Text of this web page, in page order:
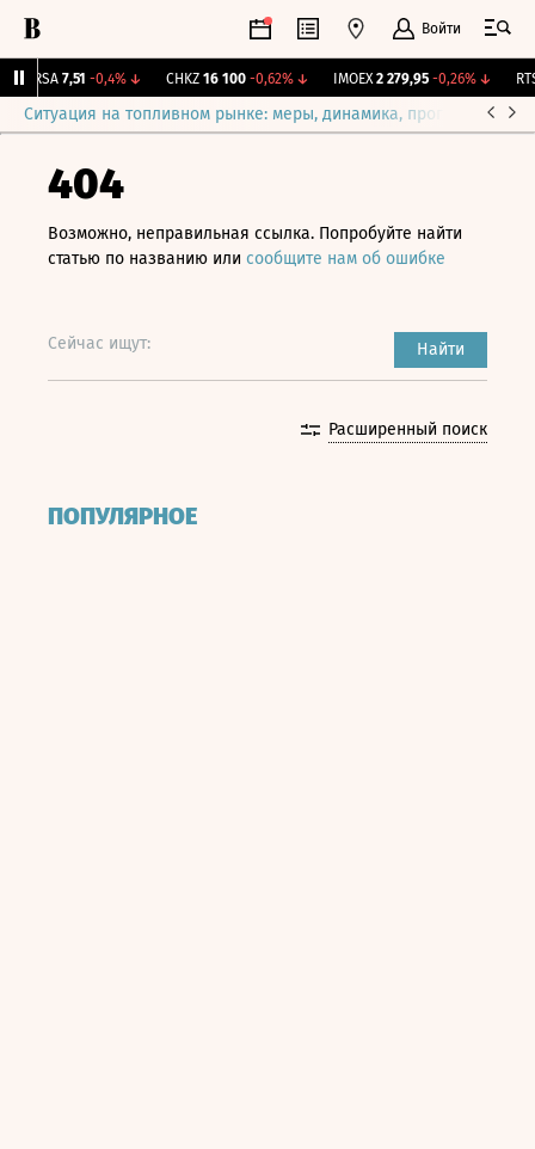
Войти
ARSA 7,51 -0,4%↓ CHKZ 16 100 -0,62%↓ IMOEX 2 279,95 -0,26%↓ RTSI
Ситуация на топливном рынке: меры, динамика, прогнозы
404
Возможно, неправильная ссылка. Попробуйте найти
статью по названию или сообщите нам об ошибке
Сейчас ищут: Найти
Расширенный поиск
ПОПУЛЯРНОЕ